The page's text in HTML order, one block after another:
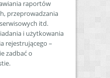
raportów
przeprowadzania
itd.
i użytkowania
rejestrującego –
zadbać o